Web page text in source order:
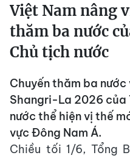
Việt Nam nâng
thăm ba nước
Chủ tịch nước
Chuyến thăm ba
Shangri-La 2026 của
nước thể hiện vị thế
vực Đông Nam Á.
Chiều tối 1/6, Tổng